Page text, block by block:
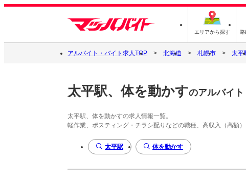
エリアから探す 路
アルバイト・バイト求人TOP 北海道 札幌市 太平
太平駅、体を動かすのアルバイ
太平駅、体を動かすの求人情報一覧。
軽作業、ポスティング・チラシ配りなどの職種、高収入（高額
太平駅 体を動かす